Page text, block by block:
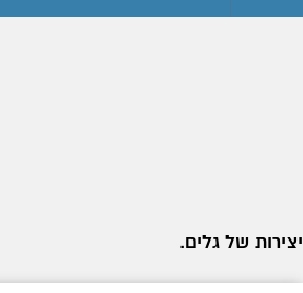
יצירות של גלים.